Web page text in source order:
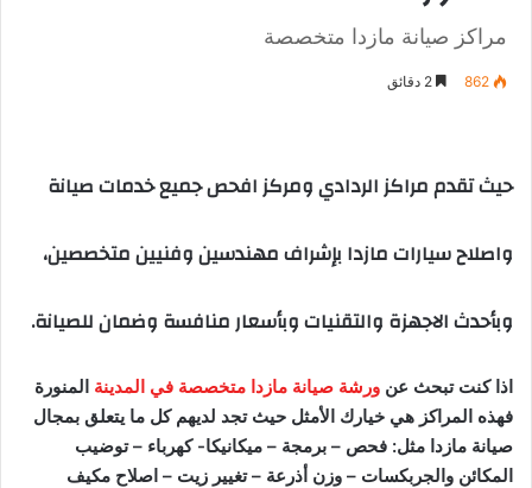
مراكز صيانة مازدا متخصصة
862
حيث تقدم مراكز الردادي ومركز افحص جميع خدمات صيانة
واصلاح سيارات مازدا بإشراف مهندسين وفنيين متخصصين،
وبأحدث الاجهزة والتقنيات وبأسعار منافسة وضمان للصيانة.
اذا كنت تبحث عن ورشة صيانة مازدا متخصصة في المدينة المنورة
فهذه المراكز هي خيارك الأمثل حيث تجد لديهم كل ما يتعلق بمجال
صيانة مازدا مثل: فحص – برمجة – ميكانيكا- كهرباء – توضيب
المكائن والجربكسات – وزن أذرعة – تغيير زيت – اصلاح مكيف